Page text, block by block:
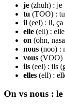
je (zhuh) : je
tu (TOO) :
il (eel) : il,
elle (ell) :
on (ohn,
nous (noo) :
vous (VOO)
ils (eel) : ils
elles (ell) :
On vs nous :